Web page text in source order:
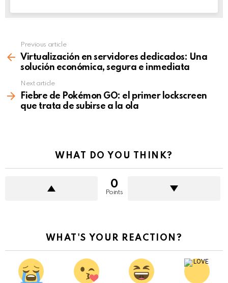
more
Previous article
Virtualización en servidores dedicados: Una
solución económica, segura e inmediata
Next article
Fiebre de Pokémon GO: el primer lockscreen
que trata de subirse a la ola
WHAT DO YOU THINK?
0
Points
WHAT'S YOUR REACTION?